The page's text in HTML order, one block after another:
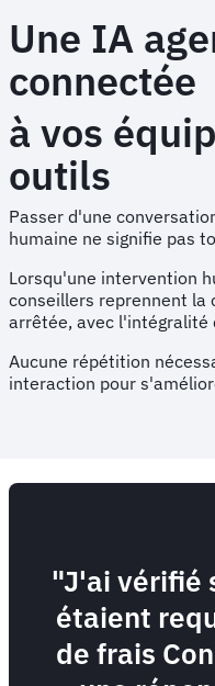
Une IA
connectée
à vos
outils
Passer d'une
humaine ne signifie pas
Lorsqu'une intervention
conseillers reprennent la
arrêtée, avec
Aucune répétition
interaction pour
"J'ai vérifié
étaient
de frais